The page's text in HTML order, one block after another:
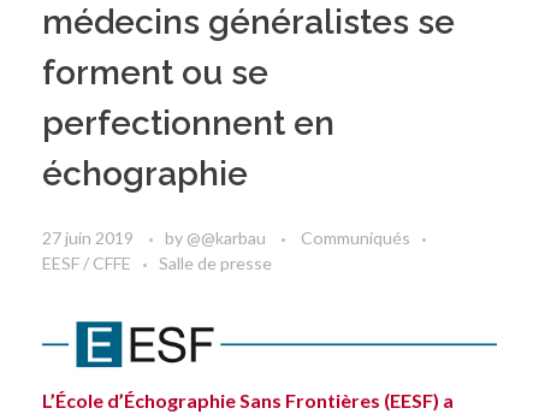
médecins généralistes se
forment ou se
perfectionnent en
échographie
27 juin 2019 by @@karbau
Communiqués
EESF / CFFE
Salle de presse
L’École d’Échographie Sans Frontières (EESF) a